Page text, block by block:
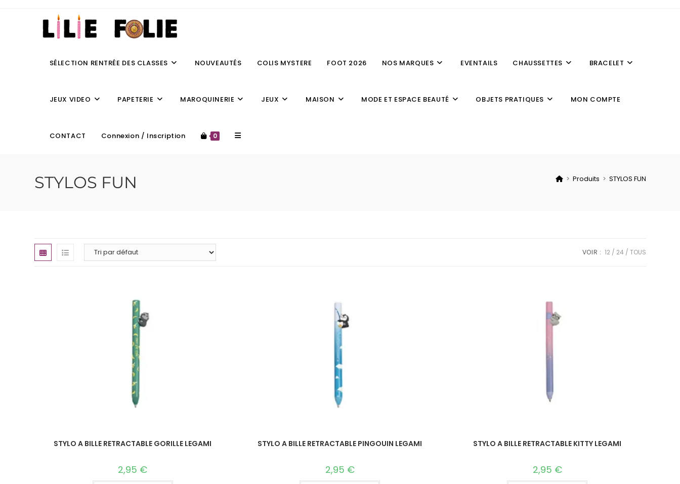
SÉLECTION RENTRÉE DES CLASSES NOUVEAUTÉS COLIS MYSTERE FOOT 2026 NOS MARQUES EVENTAILS CHAUSSETTES BRACELET
JEUX VIDEO PAPETERIE MAROQUINERIE JEUX MAISON MODE ET ESPACE BEAUTÉ OBJETS PRATIQUES MON COMPTE
CONTACT Connexion / Inscription 0
STYLOS FUN > Produits > STYLOS FUN
VOIR : 12 24 TOUS
STYLO A BILLE RETRACTABLE GORILLE LEGAMI
2,95 €
STYLO A BILLE RETRACTABLE PINGOUIN LEGAMI
2,95 €
STYLO A BILLE RETRACTABLE KITTY LEGAMI
2,95 €